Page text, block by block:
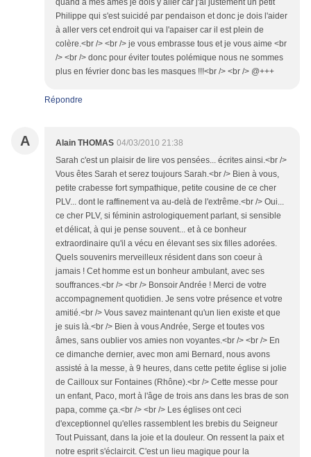
quand à mes âmes je dois y aller car j'ai justement un petit
Philippe qui s'est suicidé par pendaison et donc je dois l'aider
à aller vers cet endroit qui va l'apaiser car il est plein de
colère.<br /> <br /> je vous embrasse tous et je vous aime <br
/> <br /> donc pour éviter toutes polémique nous ne sommes
plus en février donc bas les masques !!!<br /> <br /> @+++
Répondre
A Alain THOMAS 04/03/2010 21:38
Sarah c'est un plaisir de lire vos pensées... écrites ainsi.<br />
Vous êtes Sarah et serez toujours Sarah.<br /> Bien à vous,
petite crabesse fort sympathique, petite cousine de ce cher
PLV... dont le raffinement va au-delà de l'extrême.<br /> Oui...
ce cher PLV, si féminin astrologiquement parlant, si sensible
et délicat, à qui je pense souvent... et à ce bonheur
extraordinaire qu'il a vécu en élevant ses six filles adorées.
Quels souvenirs merveilleux résident dans son coeur à
jamais ! Cet homme est un bonheur ambulant, avec ses
souffrances.<br /> <br /> Bonsoir Andrée ! Merci de votre
accompagnement quotidien. Je sens votre présence et votre
amitié.<br /> Vous savez maintenant qu'un lien existe et que
je suis là.<br /> Bien à vous Andrée, Serge et toutes vos
âmes, sans oublier vos amies non voyantes.<br /> <br /> En
ce dimanche dernier, avec mon ami Bernard, nous avons
assisté à la messe, à 9 heures, dans cette petite église si jolie
de Cailloux sur Fontaines (Rhône).<br /> Cette messe pour
un enfant, Paco, mort à l'âge de trois ans dans les bras de son
papa, comme ça.<br /> <br /> Les églises ont ceci
d'exceptionnel qu'elles rassemblent les brebis du Seigneur
Tout Puissant, dans la joie et la douleur. On ressent la paix et
notre esprit s'éclaircit. C'est un lieu magique pour la